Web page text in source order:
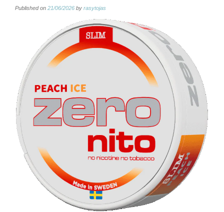
Published on 21/06/2026 by rasytojas